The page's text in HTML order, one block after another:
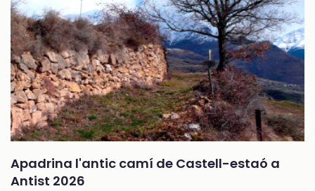
Apadrina l'antic camí de Castell-estaó a
Antist 2026